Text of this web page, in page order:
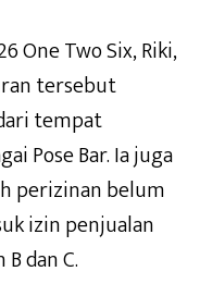
One Two Six, Riki,
tersebut
tempat
Pose Bar. Ia juga
perizinan belum
izin penjualan
dan C.